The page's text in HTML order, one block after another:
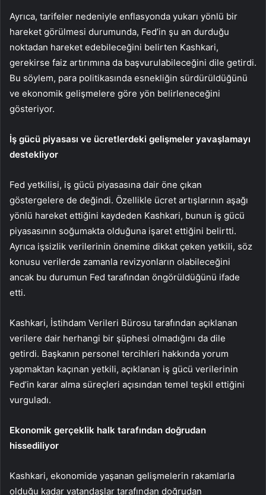
Ayrıca, tarifeler nedeniyle enflasyonda yukarı yönlü bir
hareket görülmesi durumunda, Fed’in şu an durduğu
noktadan hareket edebileceğini belirten Kashkari,
gerekirse faiz artırımına da başvurulabileceğini dile getirdi.
Bu söylem, para politikasında esnekliğin sürdürüldüğünü
ve ekonomik gelişmelere göre yön belirleneceğini
gösteriyor.
İş gücü piyasası ve ücretlerdeki gelişmeler yavaşlamayı
destekliyor
Fed yetkilisi, iş gücü piyasasına dair öne çıkan
göstergelere de değindi. Özellikle ücret artışlarının aşağı
yönlü hareket ettiğini kaydeden Kashkari, bunun iş gücü
piyasasının soğumakta olduğuna işaret ettiğini belirtti.
Ayrıca işsizlik verilerinin önemine dikkat çeken yetkili, söz
konusu verilerde zamanla revizyonların olabileceğini
ancak bu durumun Fed tarafından öngörüldüğünü ifade
etti.
Kashkari, İstihdam Verileri Bürosu tarafından açıklanan
verilere dair herhangi bir şüphesi olmadığını da dile
getirdi. Başkanın personel tercihleri hakkında yorum
yapmaktan kaçınan yetkili, açıklanan iş gücü verilerinin
Fed’in karar alma süreçleri açısından temel teşkil ettiğini
vurguladı.
Ekonomik gerçeklik halk tarafından doğrudan
hissediliyor
Kashkari, ekonomide yaşanan gelişmelerin rakamlarla
olduğu kadar vatandaşlar tarafından doğrudan